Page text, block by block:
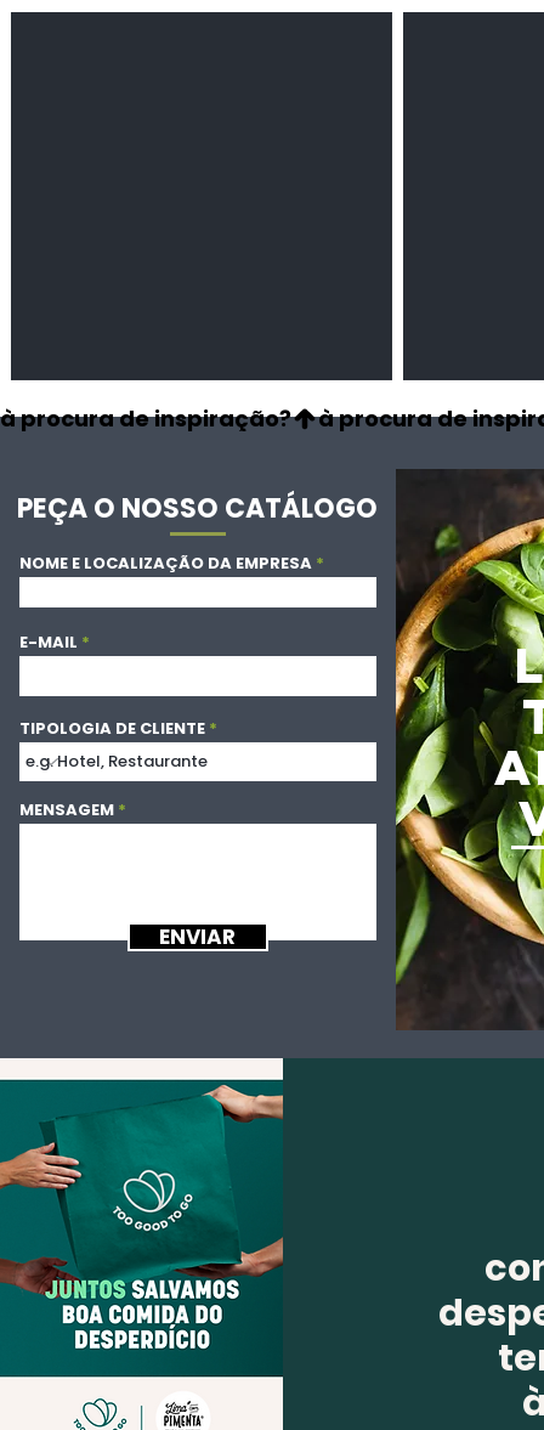
à procura de inspiração?
PEÇA O NOSSO CATÁLOGO
NOME E LOCALIZAÇÃO DA EMPRESA
E-MAIL
TIPOLOGIA DE CLIENTE
MENSAGEM
ENVIAR